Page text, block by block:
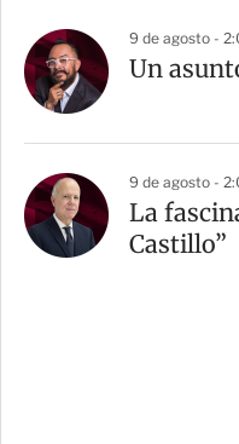
9 de agosto -
Un
9 de agosto -
La
Castillo”